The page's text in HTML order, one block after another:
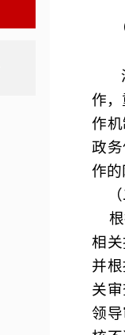
作，
作
政
作
相
并
关
领